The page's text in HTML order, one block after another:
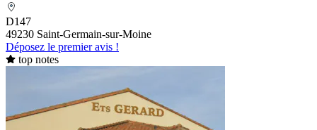
D147
49230 Saint-Germain-sur-Moine
Déposez le premier avis !
top notes